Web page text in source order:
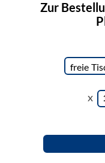
Zur
x